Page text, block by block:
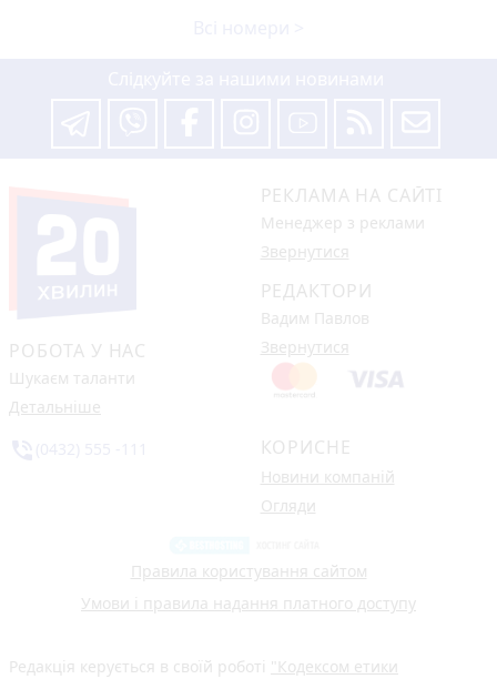
РОБОТА У НАС
Шукаєм таланти
Детальніше
РЕКЛАМА НА САЙТІ
Менеджер з реклами
Звернутися
РЕДАКТОРИ
Вадим Павлов
Звернутися
КОРИСНЕ
Новини компаній
Огляди
Правила користування сайтом
Умови і правила надання платного доступу
Редакція керується в своїй роботі "Кодексом етики